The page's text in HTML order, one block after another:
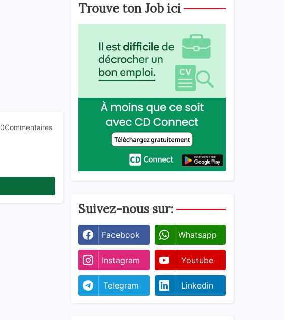
0Commentaires
Trouve ton Job ici
Suivez-nous sur:
Facebook Whatsapp
Instagram Youtube
Telegram Linkedin